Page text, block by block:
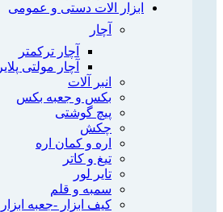
ابزار الات دستی و عمومی
آچار
آچار ترکمتر
آچار مولتی پلایر
انبر آلات
بکس و جعبه بکس
پیچ گوشتی
چکش
اره و کمان اره
تیغ و کاتر
تایر لور
سمبه و قلم
کیف ابزار -جعبه ابزار